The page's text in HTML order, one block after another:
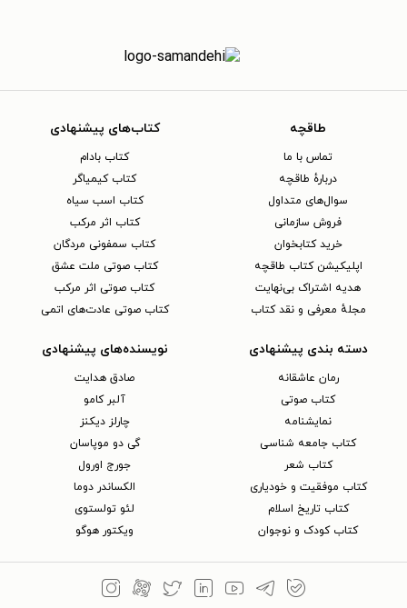
طاقچه
تماس با ما
دربارهٔ طاقچه
سوال‌های متداول
فروش سازمانی
خرید کتابخوان
اپلیکیشن کتاب طاقچه
هدیه اشتراک بی‌نهایت
مجلهٔ معرفی و نقد کتاب
کتاب‌های پیشنهادی
کتاب بادام
کتاب کیمیاگر
کتاب اسب سیاه
کتاب اثر مرکب
کتاب سمفونی مردگان
کتاب صوتی ملت عشق
کتاب صوتی اثر مرکب
کتاب صوتی عادت‌های اتمی
دسته بندی پیشنهادی
رمان عاشقانه
کتاب‌ صوتی
نمایشنامه
کتاب جامعه شناسی
کتاب شعر
کتاب موفقیت و خودیاری
کتاب تاریخ اسلام
کتاب کودک و نوجوان
نویسنده‌های پیشنهادی
صادق هدایت
آلبر کامو
چارلز دیکنز
گی دو موپاسان
جورج اورول
الکساندر دوما
لئو تولستوی
ویکتور هوگو